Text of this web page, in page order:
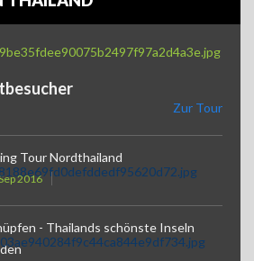
Zur Tour
Tour Nordthailand
2016
- Thailands schönste Inseln